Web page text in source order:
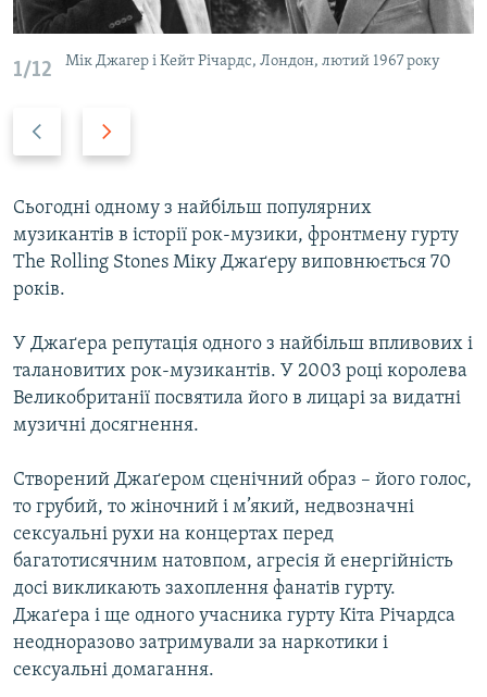
ВІДЕОУРОКИ «ELIFBE»
СВІДЧЕННЯ ОКУПАЦІЇ
ІНФОГРАФІКА
Русский
Qırımtatar
ДОЛУЧАЙСЯ!
Усі сайти RFE/RL
1/12 Мік Джагер і Кейт Річардс, Лондон, лютий 1967 року
Previous
Next
Сьогодні одному з найбільш популярних
музикантів в історії рок-музики, фронтмену гурту
The Rolling Stones Міку Джаґеру виповнюється 70
років.
У Джаґера репутація одного з найбільш впливових і
талановитих рок-музикантів. У 2003 році королева
Великобританії посвятила його в лицарі за видатні
музичні досягнення.
Створений Джаґером сценічний образ – його голос,
то грубий, то жіночний і м’який, недвозначні
сексуальні рухи на концертах перед
багатотисячним натовпом, агресія й енергійність
досі викликають захоплення фанатів гурту.
Джаґера і ще одного учасника гурту Кіта Річардса
неодноразово затримували за наркотики і
сексуальні домагання.